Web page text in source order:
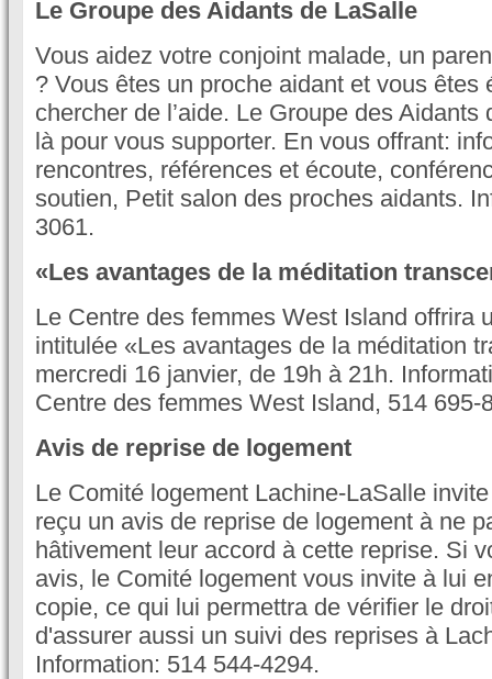
Le Groupe des Aidants de LaSalle
Vous aidez votre conjoint malade, un
? Vous êtes un proche aidant et vous êtes
chercher de l’aide. Le Groupe des
là pour vous supporter. En vous offrant:
rencontres, références et écoute,
soutien, Petit salon des proches aidants.
3061.
«Les avantages de la méditation
Le Centre des femmes West Island offrira
intitulée «Les avantages de la méditation
mercredi 16 janvier, de 19h à 21h.
Centre des femmes West Island, 514 695-
Avis de reprise de logement
Le Comité logement Lachine-LaSalle
reçu un avis de reprise de logement à ne
hâtivement leur accord à cette reprise. Si
avis, le Comité logement vous invite à lui
copie, ce qui lui permettra de vérifier le
d'assurer aussi un suivi des reprises à
Information: 514 544-4294.